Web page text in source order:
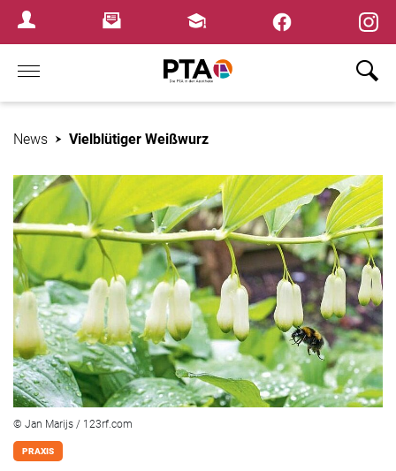
Login MenuNewsletterFortbildungen
Home
News Vielblütiger Weißwurz
© Jan Marijs / 123rf.com
PRAXIS
×